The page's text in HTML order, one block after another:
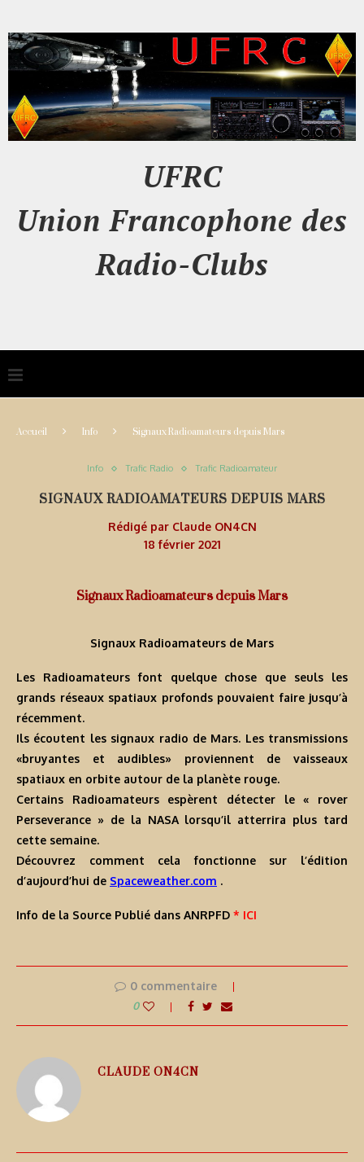
UFRC
Union Francophone des
Radio-Clubs
Accueil Info Signaux Radioamateurs depuis Mars
Info Trafic Radio Trafic Radioamateur
SIGNAUX RADIOAMATEURS DEPUIS MARS
Rédigé par Claude ON4CN
18 février 2021
Signaux Radioamateurs depuis Mars
Signaux Radioamateurs de Mars
Les Radioamateurs font quelque chose que seuls les
grands réseaux spatiaux profonds pouvaient faire jusqu’à
récemment.
Ils écoutent les signaux radio de Mars. Les transmissions
«bruyantes et audibles» proviennent de vaisseaux
spatiaux en orbite autour de la planète rouge.
Certains Radioamateurs espèrent détecter le « rover
Perseverance » de la NASA lorsqu’il atterrira plus tard
cette semaine.
Découvrez comment cela fonctionne sur l’édition
d’aujourd’hui de Spaceweather.com .
Info de la Source Publié dans ANRPFD * ICI
0 commentaire
0
CLAUDE ON4CN